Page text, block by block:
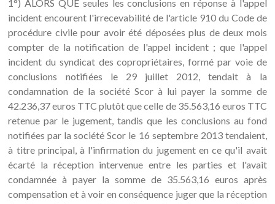
1°) ALORS QUE seules les conclusions en réponse à l'appel
incident encourent l'irrecevabilité de l'article 910 du Code de
procédure civile pour avoir été déposées plus de deux mois
compter de la notification de l'appel incident ; que l'appel
incident du syndicat des copropriétaires, formé par voie de
conclusions notifiées le 29 juillet 2012, tendait à la
condamnation de la société Scor à lui payer la somme de
42.236,37 euros TTC plutôt que celle de 35.563,16 euros TTC
retenue par le jugement, tandis que les conclusions au fond
notifiées par la société Scor le 16 septembre 2013 tendaient,
à titre principal, à l'infirmation du jugement en ce qu'il avait
écarté la réception intervenue entre les parties et l'avait
condamnée à payer la somme de 35.563,16 euros après
compensation et à voir en conséquence juger que la réception